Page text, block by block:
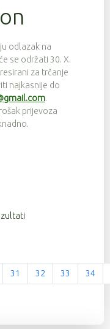
odlazak na
se održati 30. X.
za trčanje
najkasnije do
.
prijevoza
Stranica 36 od 37
31 32 33 34